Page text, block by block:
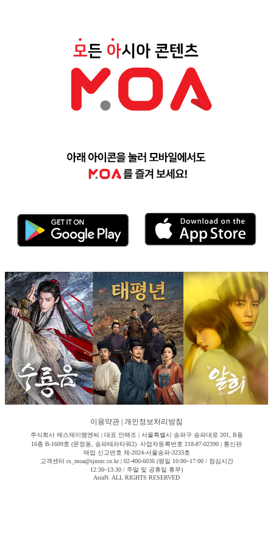
이용약관 개인정보처리방침
주식회사 에스제이엠엔씨 | 대표 안해조 | 서울특별시 송파구 송파대로 201, B동
16층 B-1609호 (문정동, 송파테라타워2) 사업자등록번호 218-87-02390 | 통신판
매업 신고번호 제-2024-서울송파-3233호
고객센터 cs_moa@sjmnc.co.kr | 02-400-6036 (평일 10:00~17:00 / 점심시간
12:30~13:30 / 주말 및 공휴일 휴무)
AsiaN. ALL RIGHTS RESERVED